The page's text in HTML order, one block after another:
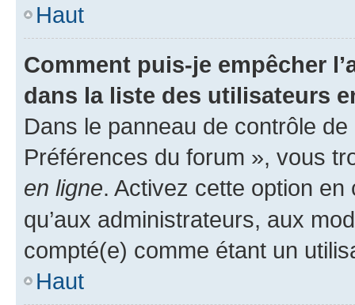
Haut
Comment puis-je empêcher
dans la liste des utilisateurs
Dans le panneau de contrôle
Préférences du forum », vous
en ligne. Activez cette option
qu’aux administrateurs, aux
compté(e) comme étant un
Haut